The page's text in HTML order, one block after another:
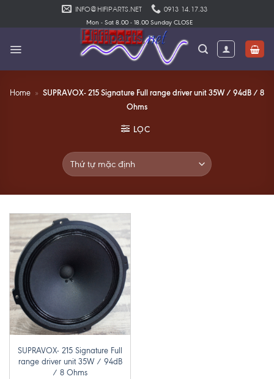
INFO@HIFIPARTS.NET 0913 14.17.33
Mon - Sat 8.00 - 18.00 Sunday CLOSE
Home » SUPRAVOX- 215 Signature Full range driver unit 35W / 94dB / 8
Ohms
LỌC
SUPRAVOX- 215 Signature Full
range driver unit 35W / 94dB
/ 8 Ohms